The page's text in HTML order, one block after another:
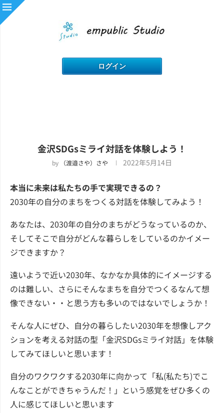
金沢SDGsミライ対話を体験しよう！
by （渡邉さや）さや 2022年5月14日
本当に未来は私たちの手で実現できるの？
2030年の自分のまちをつくる対話を体験してみよう！
あなたは、2030年の自分のまちがどうなっているのか、
そしてそこで自分がどんな暮らしをしているのかイメー
ジできますか？
遠いようで近い2030年、なかなか具体的にイメージする
のは難しい、さらにそんなまちを自分でつくるなんて想
像できない・・と思う方も多いのではないでしょうか！
そんな人にぜひ、自分の暮らしたい2030年を想像しアク
ションを考える対話の型「金沢SDGsミライ対話」を体験
してみてほしいと思います！
自分のワクワクする2030年に向かって「私(私たち)でこ
んなことができちゃうんだ！」という感覚をぜひ多くの
人に感じてほしいと思います